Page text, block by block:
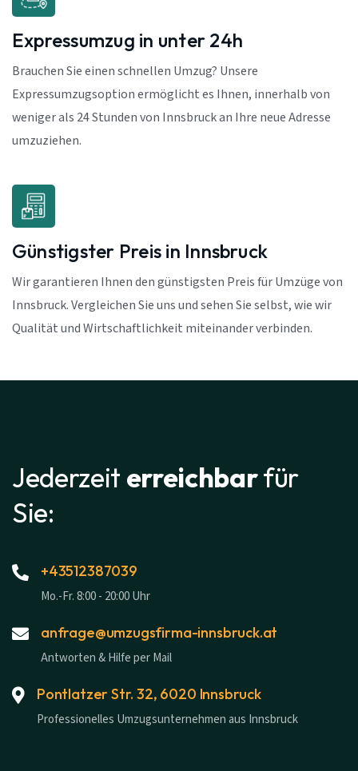
Expressumzug in unter 24h
Brauchen Sie einen schnellen Umzug? Unsere
Expressumzugsoption ermöglicht es Ihnen, innerhalb von
weniger als 24 Stunden von Innsbruck an Ihre neue Adresse
umzuziehen.
Günstigster Preis in Innsbruck
Wir garantieren Ihnen den günstigsten Preis für Umzüge von
Innsbruck. Vergleichen Sie uns und sehen Sie selbst, wie wir
Qualität und Wirtschaftlichkeit miteinander verbinden.
Jederzeit erreichbarfür
Sie:
+43512387039
Mo.-Fr. 8:00 - 20:00 Uhr
anfrage@umzugsfirma-innsbruck.at
Antworten & Hilfe per Mail
Pontlatzer Str. 32, 6020 Innsbruck
Professionelles Umzugsunternehmen aus Innsbruck